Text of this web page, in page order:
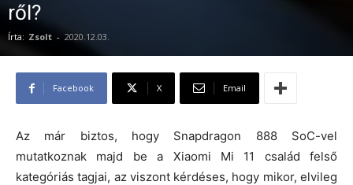
ről?
Írta: Zsolt - 2020.12.03.
Facebook X Email
Az már biztos, hogy Snapdragon 888 SoC-vel
mutatkoznak majd be a Xiaomi Mi 11 család felső
kategóriás tagjai, az viszont kérdéses, hogy mikor, elvileg